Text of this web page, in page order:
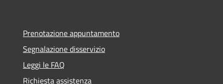
Prenotazione appuntamento
Segnalazione disservizio
Leggi le FAQ
Richiesta assistenza